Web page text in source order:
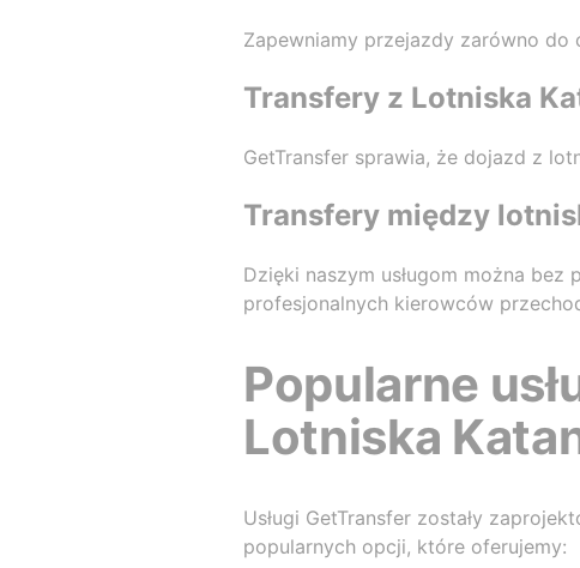
Zapewniamy przejazdy zarówno
Transfery z Lotniska
GetTransfer sprawia, że dojazd z
Transfery między
Dzięki naszym usługom można
profesjonalnych kierowców
Popularne
Lotniska
Usługi GetTransfer zostały
popularnych opcji, które oferujemy: